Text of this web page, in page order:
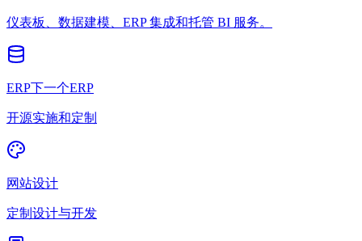
仪表板、数据建模、ERP 集成和托管 BI 服务。
ERP下一个ERP
开源实施和定制
网站设计
定制设计与开发